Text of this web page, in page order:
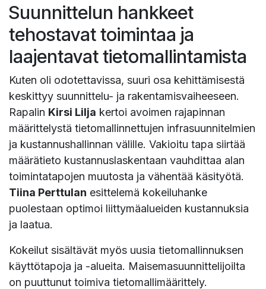
Suunnittelun hankkeet
tehostavat toimintaa ja
laajentavat tietomallintamista
Kuten oli odotettavissa, suuri osa kehittämisestä
keskittyy suunnittelu- ja rakentamisvaiheeseen.
Rapalin Kirsi Lilja kertoi avoimen rajapinnan
määrittelystä tietomallinnettujen infrasuunnitelmien
ja kustannushallinnan välille. Vakioitu tapa siirtää
määrätieto kustannuslaskentaan vauhdittaa alan
toimintatapojen muutosta ja vähentää käsityötä.
Tiina Perttulan esittelemä kokeiluhanke
puolestaan optimoi liittymäalueiden kustannuksia
ja laatua.
Kokeilut sisältävät myös uusia tietomallinnuksen
käyttötapoja ja -alueita. Maisemasuunnittelijoilta
on puuttunut toimiva tietomallimäärittely.